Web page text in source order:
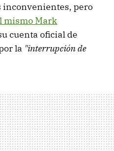
inconvenientes, pero
mismo Mark
cuenta oficial de
la "interrupción de